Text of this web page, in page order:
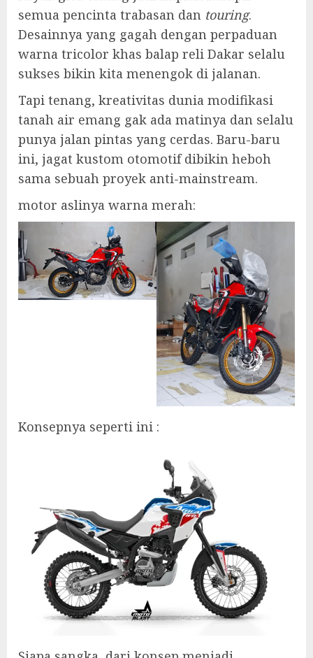
semua pencinta trabasan dan touring.
Desainnya yang gagah dengan perpaduan
warna tricolor khas balap reli Dakar selalu
sukses bikin kita menengok di jalanan.
Tapi tenang, kreativitas dunia modifikasi
tanah air emang gak ada matinya dan selalu
punya jalan pintas yang cerdas. Baru-baru
ini, jagat kustom otomotif dibikin heboh
sama sebuah proyek anti-mainstream.
motor aslinya warna merah:
Konsepnya seperti ini :